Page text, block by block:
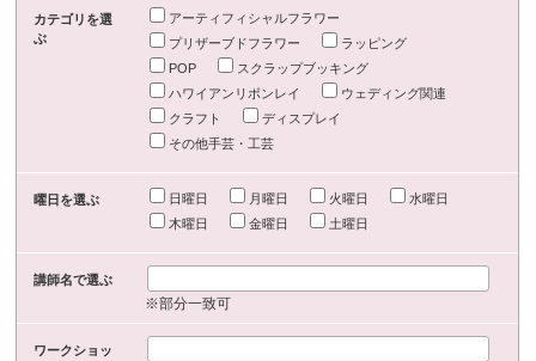
カテゴリを選
ぶ
アーティフィシャルフラワー
プリザーブドフラワー
ラッピング
POP
スクラップブッキング
ハワイアンリボンレイ
ウェディング関連
クラフト
ディスプレイ
その他手芸・工芸
曜日を選ぶ 日曜日 月曜日 火曜日
水曜日
木曜日
金曜日 土曜日
講師名で選ぶ
※部分一致可
ワークショッ